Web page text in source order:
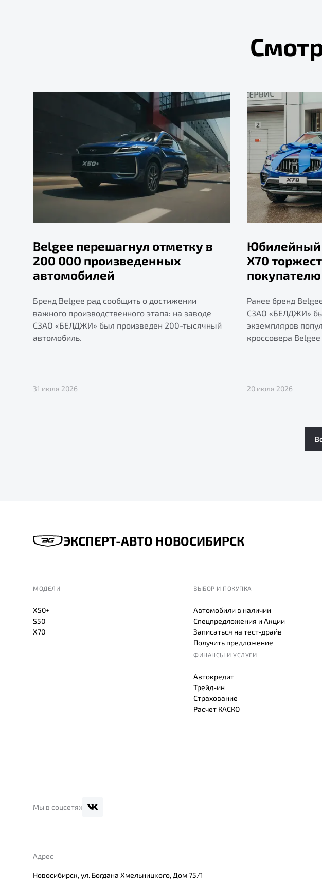
Belgee перешагнул отметку в
200 000 произведенных
автомобилей
Бренд Belgee рад сообщить о достижении
важного производственного этапа: на заводе
СЗАО «БЕЛДЖИ» был произведен 200-тысячный
автомобиль.
31 июля 2026
Юбилейный
X70
покупателю
Ранее бренд
СЗАО «БЕЛДЖИ»
экземпляров
кроссовера Belgee
20 июля 2026
ЭКСПЕРТ-АВТО НОВОСИБИРСК
МОДЕЛИ
X50+
S50
X70
ВЫБОР И ПОКУПКА
Автомобили в наличии
Спецпредложения и Акции
Записаться на тест-драйв
Получить предложение
ФИНАНСЫ И УСЛУГИ
Автокредит
Трейд-ин
Страхование
Расчет КАСКО
Мы в соцсетях
Адрес
Новосибирск, ул. Богдана Хмельницкого, Дом 75/1